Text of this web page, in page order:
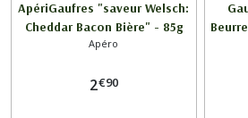
ApériGaufres "saveur Welsch:
Cheddar Bacon Bière" - 85g
Apéro
2€90